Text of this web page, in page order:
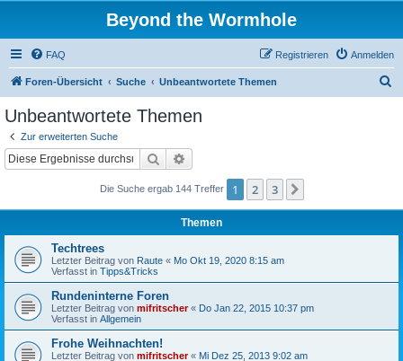
Beyond the Wormhole
FAQ Anmelden
Registrieren
Foren-Übersicht Suche Unbeantwortete Themen
Unbeantwortete Themen
Zur erweiterten Suche
Suche
Die Suche ergab 144 Treffer 1 2 3
Themen
Techtrees
Letzter Beitrag von Raute « Mo Okt 19, 2020 8:15 am
Verfasst in Tipps&Tricks
Rundeninterne Foren
Letzter Beitrag von mifritscher« Do Jan 22, 2015 10:37 pm
Verfasst in Allgemein
Frohe Weihnachten!
Letzter Beitrag von mifritscher« Mi Dez 25, 2013 9:02 am